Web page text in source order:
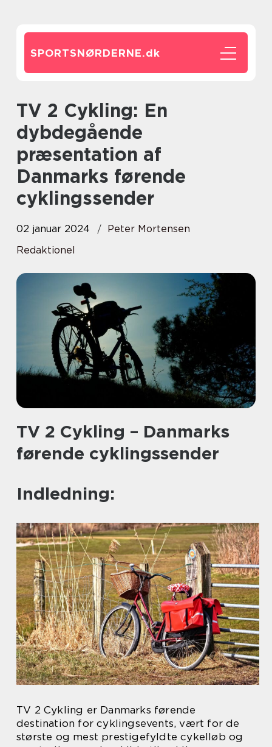
SPORTSNØRDERNE.dk
TV 2 Cykling: En
dybdegående
præsentation af
Danmarks førende
cyklingssender
02 januar 2024
Peter Mortensen
Redaktionel
TV 2 Cykling – Danmarks
førende cyklingssender
Indledning:
TV 2 Cykling er Danmarks førende
destination for cyklingsevents, vært for de
største og mest prestigefyldte cykelløb og